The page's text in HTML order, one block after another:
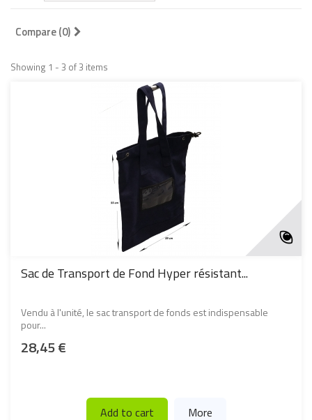
Compare (0)
Showing 1 - 3 of 3 items
Sac de Transport de Fond Hyper résistant...
Vendu à l'unité, le sac transport de fonds est indispensable
pour...
28,45 €
Add to cart More